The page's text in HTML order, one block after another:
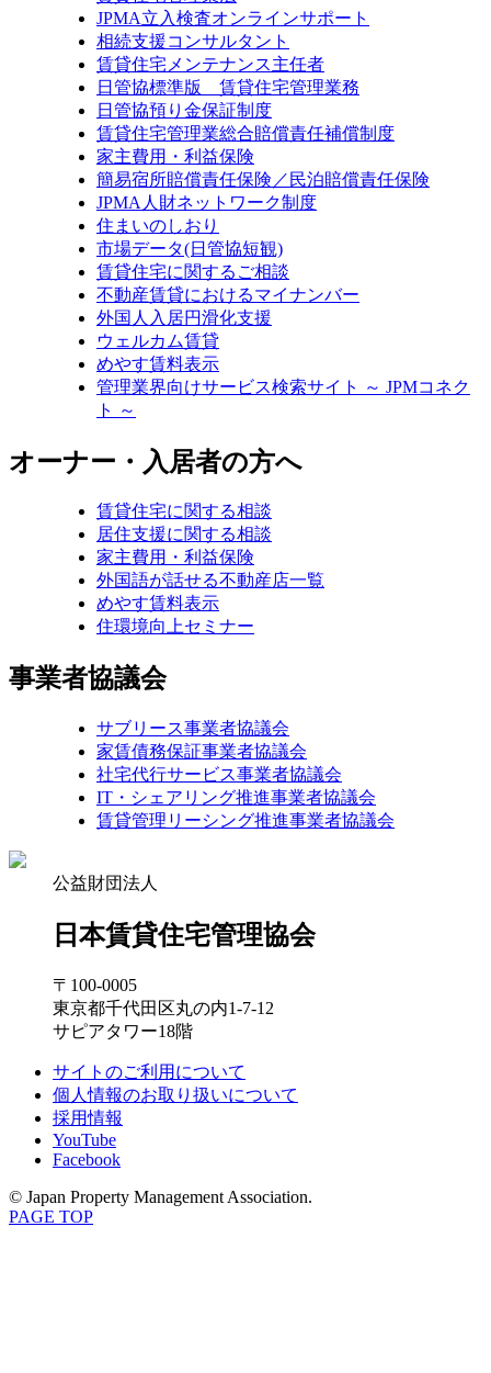
JPMA立入検査オンラインサポート
相続支援コンサルタント
賃貸住宅メンテナンス主任者
日管協標準版 賃貸住宅管理業務
日管協預り金保証制度
賃貸住宅管理業総合賠償責任補償制度
家主費用・利益保険
簡易宿所賠償責任保険／民泊賠償責任保険
JPMA人財ネットワーク制度
住まいのしおり
市場データ(日管協短観)
賃貸住宅に関するご相談
不動産賃貸におけるマイナンバー
外国人入居円滑化支援
ウェルカム賃貸
めやす賃料表示
管理業界向けサービス検索サイト ～ JPMコネク
ト ～
オーナー・入居者の方へ
賃貸住宅に関する相談
居住支援に関する相談
家主費用・利益保険
外国語が話せる不動産店一覧
めやす賃料表示
住環境向上セミナー
事業者協議会
サブリース事業者協議会
家賃債務保証事業者協議会
社宅代行サービス事業者協議会
IT・シェアリング推進事業者協議会
賃貸管理リーシング推進事業者協議会
公益財団法人
日本賃貸住宅管理協会
〒100-0005
東京都千代田区丸の内1-7-12
サピアタワー18階
サイトのご利用について
個人情報のお取り扱いについて
採用情報
YouTube
Facebook
© Japan Property Management Association.
PAGE TOP